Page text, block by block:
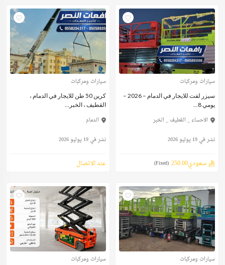
سيارات ومركبات
سيزر لفت للايجار في الدمام – 2026 –
يومي 8...
الاحساء _ القطيف _ الخبر
نشر في 19 يوليو 2026
ريال سعودي250.00 (Fixed)
سيارات ومركبات
كرين 50 طن للايجار في الدمام ،
القطيف ، الخبر...
الدمام
نشر في 19 يوليو 2026
عند الاتصال
سيارات ومركبات سيارات ومركبات